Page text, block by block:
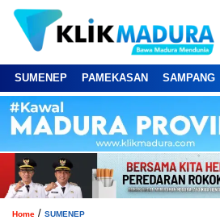
SUMENEP PAMEKASAN SAMPANG
Home / SUMENEP